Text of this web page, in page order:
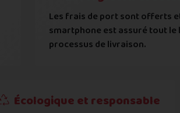
dans l'état dans lequel vous l'avez décrit ci-
d'identité sera effectuée
jailbreakés ou rootés / black
d'achat
Les frais de port sont offerts
smartphone est assuré tout le
processus de livraison.
Écologique et responsable